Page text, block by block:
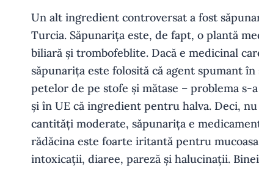
Un alt ingredient controversat a fost
Turcia. Săpunarița este, de fapt, o plantă
biliară și trombofeblite. Dacă e medicinal
săpunarița este folosită că agent spumant
petelor de pe stofe și mătase – problema
și în UE că ingredient pentru halva. Deci,
cantități moderate, săpunarița e
rădăcina este foarte iritantă pentru
intoxicații, diaree, pareză și halucinații.